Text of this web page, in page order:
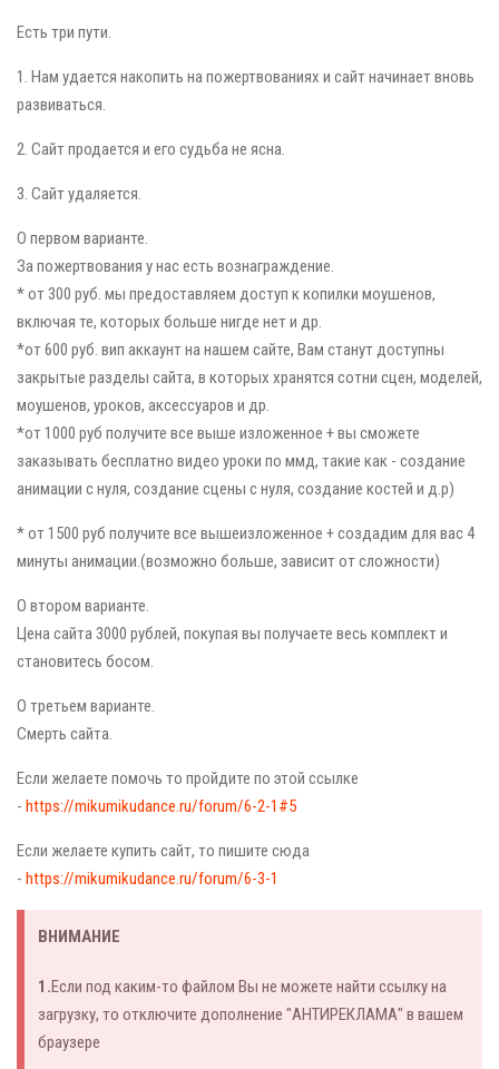
Есть три пути.
1. Нам удается накопить на пожертвованиях и сайт начинает вновь
развиваться.
2. Сайт продается и его судьба не ясна.
3. Сайт удаляется.
О первом варианте.
За пожертвования у нас есть вознаграждение.
* от 300 руб. мы предоставляем доступ к копилки моушенов,
включая те, которых больше нигде нет и др.
*от 600 руб. вип аккаунт на нашем сайте, Вам станут доступны
закрытые разделы сайта, в которых хранятся сотни сцен, моделей,
моушенов, уроков, аксессуаров и др.
*от 1000 руб получите все выше изложенное + вы сможете
заказывать бесплатно видео уроки по ммд, такие как - создание
анимации с нуля, создание сцены с нуля, создание костей и д.р)
* от 1500 руб получите все вышеизложенное + создадим для вас 4
минуты анимации.(возможно больше, зависит от сложности)
О втором варианте.
Цена сайта 3000 рублей, покупая вы получаете весь комплект и
становитесь босом.
О третьем варианте.
Смерть сайта.
Если желаете помочь то пройдите по этой ссылке
- https://mikumikudance.ru/forum/6-2-1#5
Если желаете купить сайт, то пишите сюда
- https://mikumikudance.ru/forum/6-3-1
ВНИМАНИЕ
1.Если под каким-то файлом Вы не можете найти ссылку на
загрузку, то отключите дополнение "АНТИРЕКЛАМА" в вашем
браузере